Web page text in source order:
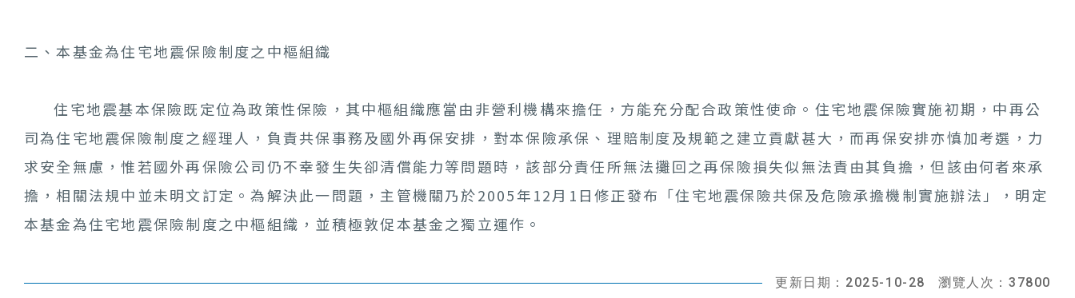
二、本基金為住宅地震保險制度之中樞組織
住宅地震基本保險既定位為政策性保險，其中樞組織應當由非營利機構來擔任，方能充分配合政策性使命。住宅地震保險實施初期，中再公
司為住宅地震保險制度之經理人，負責共保事務及國外再保安排，對本保險承保、理賠制度及規範之建立貢獻甚大，而再保安排亦慎加考選，力
求安全無慮，惟若國外再保險公司仍不幸發生失卻清償能力等問題時，該部分責任所無法攤回之再保險損失似無法責由其負擔，但該由何者來承
擔，相關法規中並未明文訂定。為解決此一問題，主管機關乃於2005年12月1日修正發布「住宅地震保險共保及危險承擔機制實施辦法」，明定
本基金為住宅地震保險制度之中樞組織，並積極敦促本基金之獨立運作。
更新日期：2025-10-28 瀏覽人次：37800